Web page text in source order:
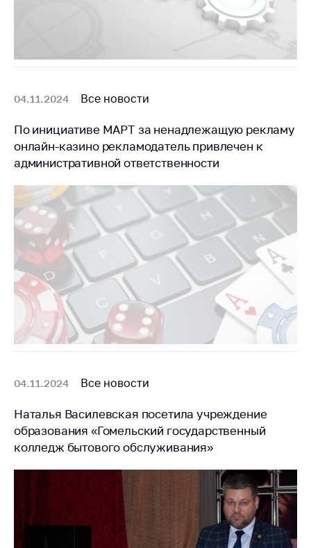
Личный прием
Прямaя телефоннaя
линия
Электронные
обращения
Сообщить о росте
цен на товары
Сообщить о росте
цен на лекарства и
медицинские
изделия
работы
Приемная
Министра
Горячая линия
Пресс-служба
Вышестоящий
государственный
04.11.2024 Все новости
По инициативе МАРТ за ненадлежащую рекламу
онлайн-казино рекламодатель привлечен к
административной ответственности
04.11.2024 Все новости
Наталья Василевская посетила учреждение
образования «Гомельский государственный
колледж бытового обслуживания»